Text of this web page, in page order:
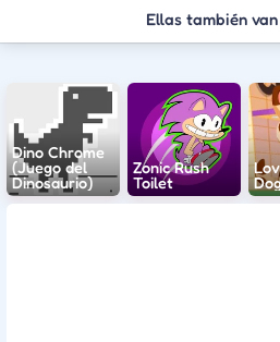
Ellas también
Dino Chrome
(Juego del
Dinosaurio)
Zonic Rush
Toilet